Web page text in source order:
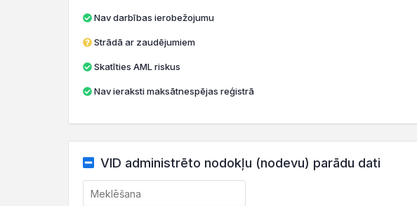
Nav darbības ierobežojumu
Strādā ar zaudējumiem
Skatīties AML riskus
Nav ieraksti maksātnespējas reģistrā
VID administrēto nodokļu (nodevu) parādu dati